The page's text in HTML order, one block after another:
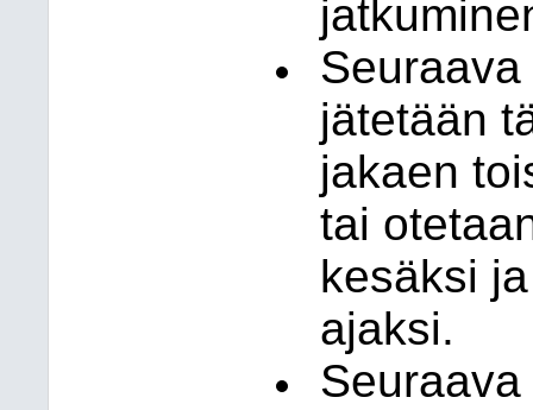
jätetään
jakaen
tai
kesäksi
ajaksi.